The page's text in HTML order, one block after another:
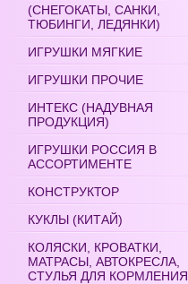
(СНЕГОКАТЫ, САНКИ,
ТЮБИНГИ, ЛЕДЯНКИ)
ИГРУШКИ МЯГКИЕ
ИГРУШКИ ПРОЧИЕ
ИНТЕКС (НАДУВНАЯ
ПРОДУКЦИЯ)
ИГРУШКИ РОССИЯ В
АССОРТИМЕНТЕ
КОНСТРУКТОР
КУКЛЫ (КИТАЙ)
КОЛЯСКИ, КРОВАТКИ,
МАТРАСЫ, АВТОКРЕСЛА,
СТУЛЬЯ ДЛЯ КОРМЛЕНИЯ